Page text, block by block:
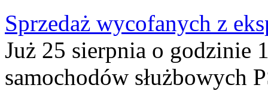
Sprzedaż wycofanych z
Już 25 sierpnia o godzinie
samochodów służbowych